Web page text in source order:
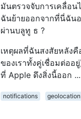
มันตรวจจับการเคลื่อน
ฉันย้ายออกจากที่นี่ฉัน
ผ่านบลูทู ธ ?
เหตุผลที่ฉันสงสัยหลังคื
ของเราทั้งคู่เชื่อมต่อ
ที่ Apple ดึงสิ่งนี้ออก ...
notifications geolocation